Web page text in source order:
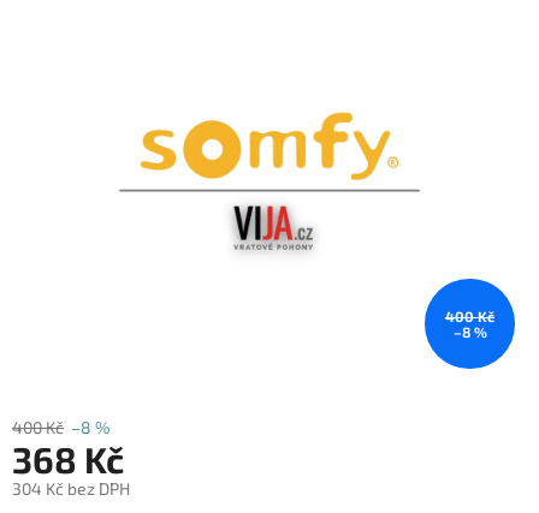
400 Kč
–8 %
400 Kč –8 %
368 Kč
304 Kč bez DPH